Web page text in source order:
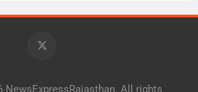
NewsExpressRajasthan. All rights